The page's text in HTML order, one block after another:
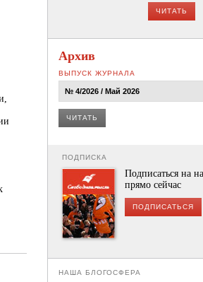
ЧИТАТЬ
Архив
ВЫПУСК ЖУРНАЛА
ЧИТАТЬ
ПОДПИСКА
Подписаться на
прямо сейчас
ПОДПИСАТЬСЯ
НАША БЛОГОСФЕРА